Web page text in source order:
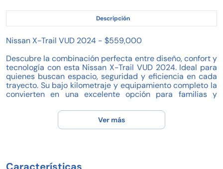
Descripción
Nissan X-Trail VUD 2024 - $559,000
Descubre la combinación perfecta entre diseño, confort y
tecnología con esta Nissan X-Trail VUD 2024. Ideal para
quienes buscan espacio, seguridad y eficiencia en cada
trayecto. Su bajo kilometraje y equipamiento completo la
convierten en una excelente opción para familias y
Características destacadas:
- Capacidad: 5 pasajeros
Ver más
Características